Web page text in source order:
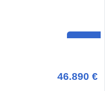
46.890 €